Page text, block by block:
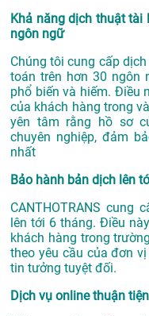
Khả năng dịch thuật tài
ngôn ngữ
Chúng tôi cung cấp
toán trên hơn 30 ngôn
phổ biến và hiếm. Điều
của khách hàng trong
yên tâm rằng hồ sơ
chuyên nghiệp, đảm
nhất
Bảo hành bản dịch lên
CANTHOTRANS cung
lên tới 6 tháng. Điều
khách hàng trong
theo yêu cầu của đơn
tin tưởng tuyệt đối.
Dịch vụ online thuận tiện